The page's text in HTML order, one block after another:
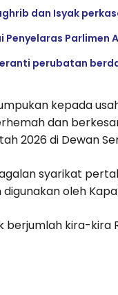
dan Isyak
Parlimen
perubatan
kepada
dan
2026 di Dewan
syarikat
oleh
kira-kira